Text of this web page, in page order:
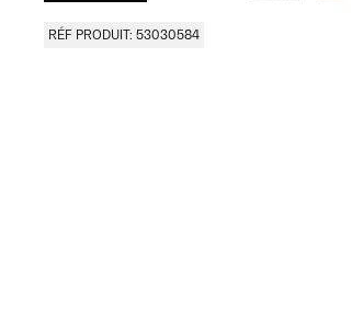
RÉF PRODUIT: 53030584